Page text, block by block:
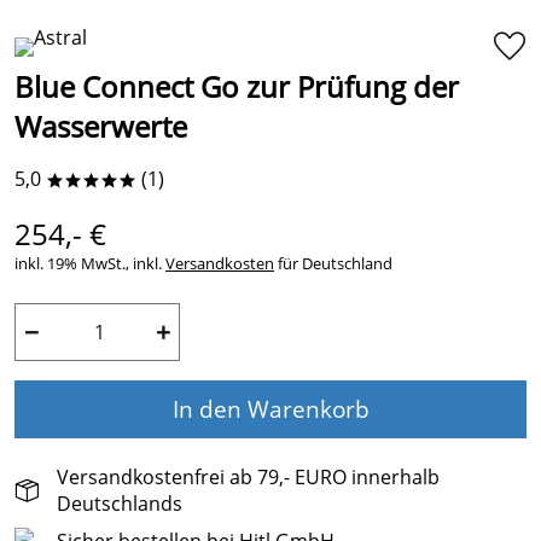
Blue Connect Go zur Prüfung der
Wasserwerte
5,0 ***** (1)
254,- €
inkl. 19% MwSt., inkl.Versandkosten für Deutschland
− +
In den Warenkorb
Versandkostenfrei ab 79,- EURO innerhalb
Deutschlands